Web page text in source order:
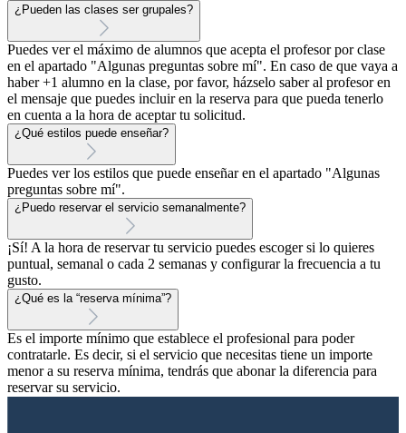
¿Pueden las clases ser grupales?
Puedes ver el máximo de alumnos que acepta el profesor por clase
en el apartado "Algunas preguntas sobre mí". En caso de que vaya a
haber +1 alumno en la clase, por favor, házselo saber al profesor en
el mensaje que puedes incluir en la reserva para que pueda tenerlo
en cuenta a la hora de aceptar tu solicitud.
¿Qué estilos puede enseñar?
Puedes ver los estilos que puede enseñar en el apartado "Algunas
preguntas sobre mí".
¿Puedo reservar el servicio semanalmente?
¡Sí! A la hora de reservar tu servicio puedes escoger si lo quieres
puntual, semanal o cada 2 semanas y configurar la frecuencia a tu
gusto.
¿Qué es la “reserva mínima”?
Es el importe mínimo que establece el profesional para poder
contratarle. Es decir, si el servicio que necesitas tiene un importe
menor a su reserva mínima, tendrás que abonar la diferencia para
reservar su servicio.